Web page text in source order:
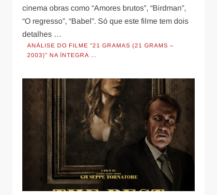
cinema obras como “Amores brutos”, “Birdman”,
“O regresso”, “Babel”. Só que este filme tem dois
detalhes …
ANÁLISE DO FILME "21 GRAMAS (21 GRAMS –
2003)" NA ÍNTEGRA …